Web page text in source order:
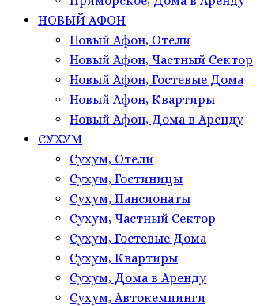
НОВЫЙ АФОН
Новый Афон, Отели
Новый Афон, Частный Сектор
Новый Афон, Гостевые Дома
Новый Афон, Квартиры
Новый Афон, Дома в Аренду
СУХУМ
Сухум, Отели
Сухум, Гостиницы
Сухум, Пансионаты
Сухум, Частный Сектор
Сухум, Гостевые Дома
Сухум, Квартиры
Сухум, Дома в Аренду
Сухум, Автокемпинги